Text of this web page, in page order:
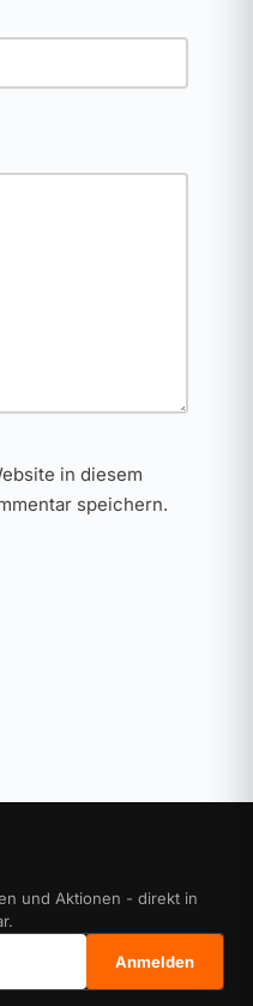
in diesem
speichern.
und Aktionen - direkt in
Anmelden